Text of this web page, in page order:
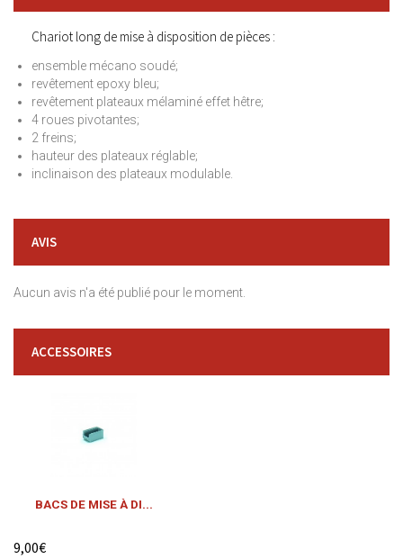
Chariot long de mise à disposition de pièces :
ensemble mécano soudé;
revêtement epoxy bleu;
revêtement plateaux mélaminé effet hêtre;
4 roues pivotantes;
2 freins;
hauteur des plateaux réglable;
inclinaison des plateaux modulable.
AVIS
Aucun avis n'a été publié pour le moment.
ACCESSOIRES
BACS DE MISE À DI...
9,00€